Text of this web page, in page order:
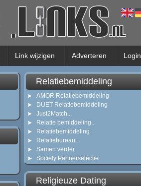
.
Link wijzigen Adverteren Login
Relatiebemiddeling
AMOR Relatiebemiddeling
DUET Relatiebemiddeling
Just2Match...
Relatie bemiddeling...
Relatiebemiddeling
Relatiebureau...
Samen verder
Society Partnerselectie
Religieuze Dating